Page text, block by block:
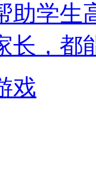
助学生
长，都
戏